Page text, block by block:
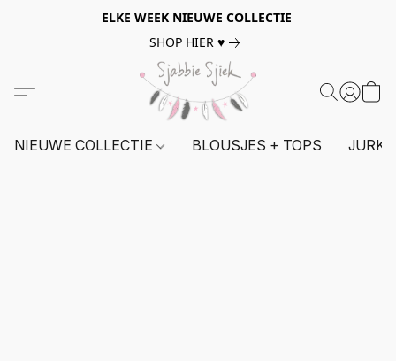
ELKE WEEK NIEUWE COLLECTIE
SHOP HIER ♥
NIEUWE COLLECTIE BLOUSJES + TOPS